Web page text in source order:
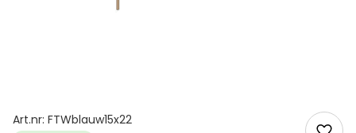
Art.nr: FTWblauw15x22